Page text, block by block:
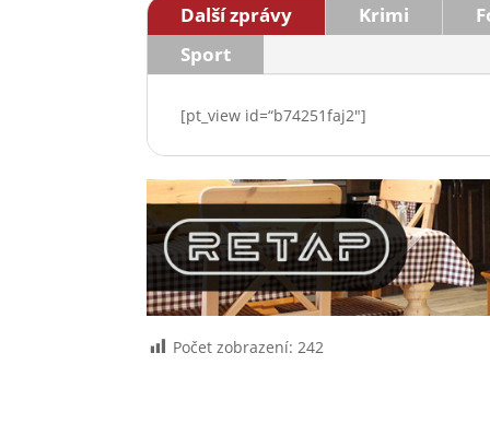
Další zprávy Krimi
Sport
[pt_view id=“b74251faj2″]
Počet zobrazení: 242